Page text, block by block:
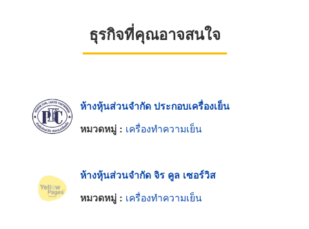
ธุรกิจที่คุณอาจสนใจ
ห้างหุ้นส่วนจำกัด ประกอบเครื่องเย็น
หมวดหมู่ : เครื่องทำความเย็น
ห้างหุ้นส่วนจำกัด จิร คูล เซอร์วิส
หมวดหมู่ : เครื่องทำความเย็น